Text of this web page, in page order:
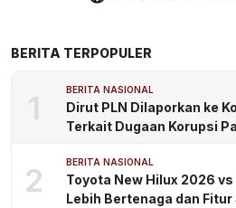
BERITA TERPOPULER
1 BERITA NASIONAL
Dirut PLN Dilaporkan ke
Terkait Dugaan Korupsi
2 BERITA NASIONAL
Toyota New Hilux 2026
Lebih Bertenaga dan